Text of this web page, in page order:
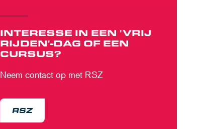
INTERESSE IN EEN 'VRIJ
RIJDEN'-DAG OF EEN
CURSUS?
Neem contact op met RSZ
RSZ